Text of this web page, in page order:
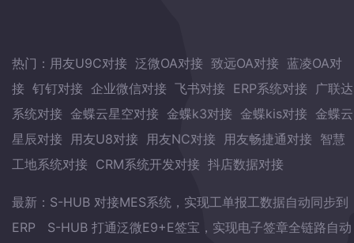
热门： 用友U9C对接 泛微OA对接 致远OA对接 蓝凌OA对
接 钉钉对接 企业微信对接 飞书对接 ERP系统对接 广联达
系统对接 金蝶云星空对接 金蝶k3对接 金蝶kis对接 金蝶云
星辰对接 用友U8对接 用友NC对接 用友畅捷通对接 智慧
工地系统对接 CRM系统开发对接 抖店数据对接
最新： S-HUB 对接MES系统，实现工单报工数据自动同步到
ERP
S-HUB 打通泛微E9+E签宝，实现电子签章全链路自动